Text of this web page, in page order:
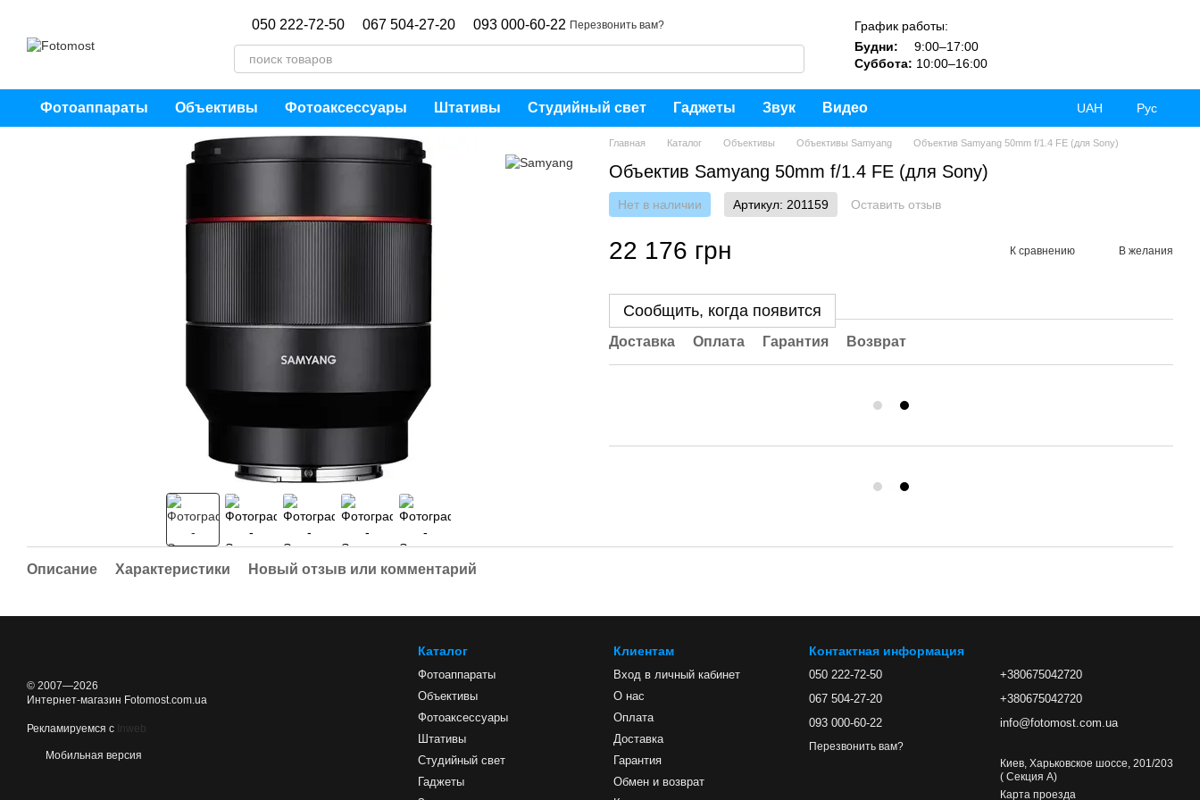
050 222-72-50 067 504-27-20 093 000-60-22 Перезвонить вам?
График работы:
Будни:
9:00–17:00
Суббота: 10:00–16:00
Фотоаппараты Объективы Фотоаксессуары Штативы Студийный свет Гаджеты Звук Видео UAH Рус
Главная Каталог Объективы Объективы Samyang Объектив Samyang 50mm f/1.4 FE (для Sony)
Объектив Samyang 50mm f/1.4 FE (для Sony)
Нет в наличии Артикул: 201159 Оставить отзыв
22 176 грн К сравнению В желания
Сообщить, когда появится
Доставка Оплата Гарантия Возврат
Описание Характеристики Новый отзыв или комментарий
© 2007—2026
Интернет-магазин Fotomost.com.ua
Рекламируемся с Inweb
Мобильная версия
Каталог
Фотоаппараты
Объективы
Фотоаксессуары
Штативы
Студийный свет
Гаджеты
Клиентам
Вход в личный кабинет
О нас
Оплата
Доставка
Гарантия
Обмен и возврат
Контактная информация
050 222-72-50
067 504-27-20
093 000-60-22
Перезвонить вам?
+380675042720
+380675042720
info@fotomost.com.ua
Киев, Харьковское шоссе, 201/203
( Секция А)
Карта проезда